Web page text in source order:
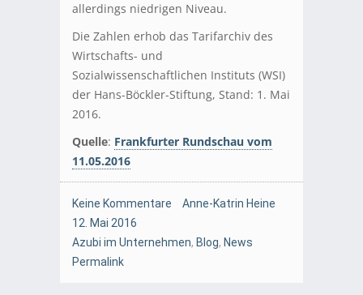
allerdings niedrigen Niveau.
Die Zahlen erhob das Tarifarchiv des
Wirtschafts- und
Sozialwissenschaftlichen Instituts (WSI)
der Hans-Böckler-Stiftung, Stand: 1. Mai
2016.
Quelle: Frankfurter Rundschau vom
11.05.2016
Keine Kommentare
Anne-Katrin Heine
12. Mai 2016
Azubi im Unternehmen, Blog, News
Permalink